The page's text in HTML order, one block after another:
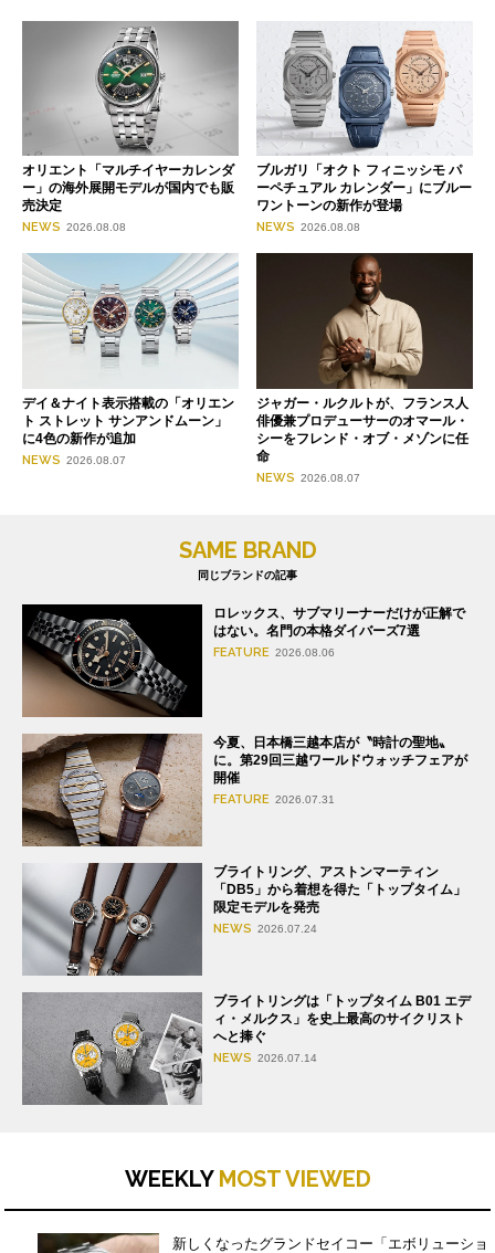
オリエント「マルチイヤーカレンダ
ー」の海外展開モデルが国内でも販
売決定
NEWS 2026.08.08
ブルガリ「オクト フィニッシモ パ
ーペチュアル カレンダー」にブルー
ワントーンの新作が登場
NEWS 2026.08.08
デイ＆ナイト表示搭載の「オリエン
ト ストレット サンアンドムーン」
に4色の新作が追加
NEWS 2026.08.07
ジャガー・ルクルトが、フランス人
俳優兼プロデューサーのオマール・
シーをフレンド・オブ・メゾンに任
命
NEWS 2026.08.07
SAME BRAND
同じブランドの記事
ロレックス、サブマリーナーだけが正解で
はない。名門の本格ダイバーズ7選
FEATURE 2026.08.06
今夏、日本橋三越本店が〝時計の聖地〟
に。第29回三越ワールドウォッチフェアが
開催
FEATURE 2026.07.31
ブライトリング、アストンマーティン
「DB5」から着想を得た「トップタイム」
限定モデルを発売
NEWS 2026.07.24
ブライトリングは「トップタイム B01 エデ
ィ・メルクス」を史上最高のサイクリスト
へと捧ぐ
NEWS 2026.07.14
WEEKLY MOST VIEWED
新しくなったグランドセイコー「エボリューショ